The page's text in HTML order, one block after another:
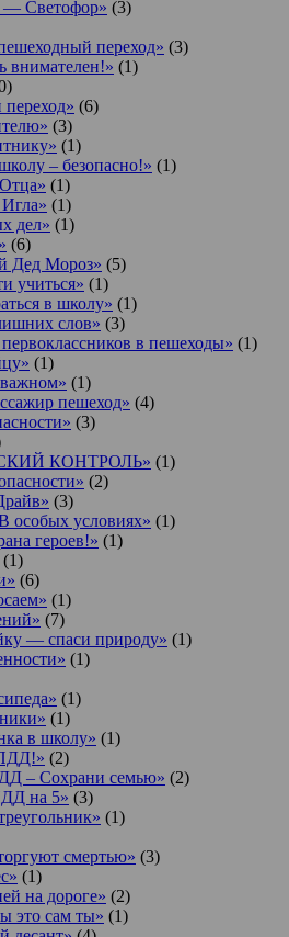
— Светофор» (3)
переход» (3)
внимателен!» (1)
(6)
(3)
(1)
– безопасно!» (1)
(1)
(1)
дел» (1)
(6)
Дед Мороз» (5)
учиться» (1)
в школу» (1)
слов» (3)
в пешеходы» (1)
(1)
(1)
пешеход» (4)
(3)
КОНТРОЛЬ» (1)
(2)
(3)
особых условиях» (1)
героев!» (1)
(1)
(6)
(1)
(7)
— спаси природу» (1)
(1)
(1)
(1)
в школу» (1)
(2)
– Сохрани семью» (2)
на 5» (3)
(1)
смертью» (3)
(1)
на дороге» (2)
это сам ты» (1)